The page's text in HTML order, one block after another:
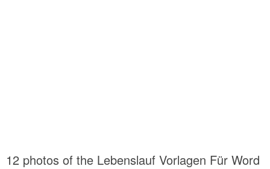
12 photos of the Lebenslauf Vorlagen Für Word